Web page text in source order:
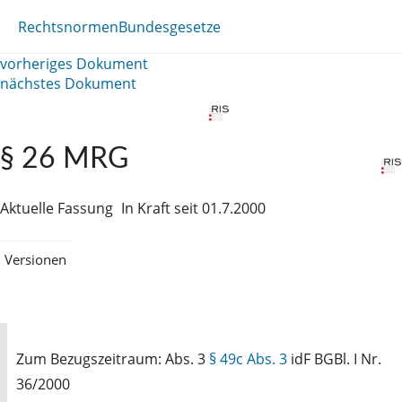
RechtsnormenBundesgesetze
vorheriges Dokument
nächstes Dokument
§ 26 MRG
Aktuelle Fassung In Kraft seit 01.7.2000
Versionen
Zum Bezugszeitraum: Abs. 3 § 49c Abs. 3 idF BGBl. I Nr.
36/2000